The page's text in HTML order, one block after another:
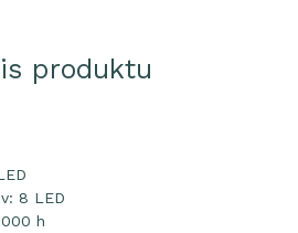
produktu
8 LED
h